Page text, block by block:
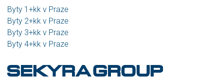
Byty 1+kk v Praze
Byty 2+kk v Praze
Byty 3+kk v Praze
Byty 4+kk v Praze